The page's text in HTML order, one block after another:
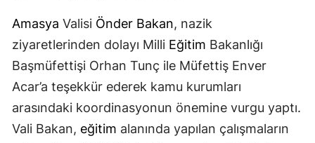
Amasya Valisi Önder Bakan, nazik
ziyaretlerinden dolayı Milli Eğitim Bakanlığı
Başmüfettişi Orhan Tunç ile Müfettiş Enver
Acar’a teşekkür ederek kamu kurumları
arasındaki koordinasyonun önemine vurgu yaptı.
Vali Bakan, eğitim alanında yapılan çalışmaların